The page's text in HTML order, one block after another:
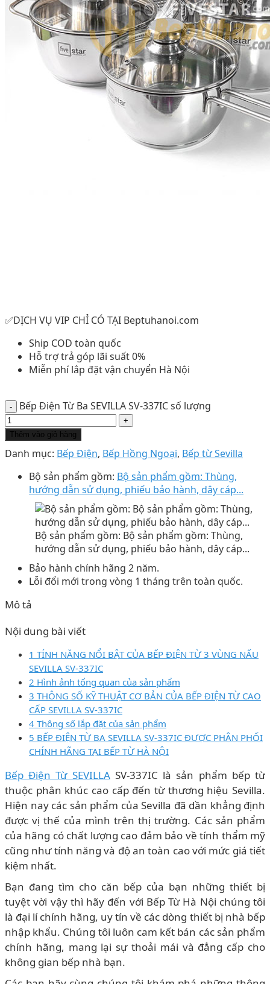
✅DỊCH VỤ VIP CHỈ CÓ TẠI Beptuhanoi.com
Ship COD toàn quốc
Hỗ trợ trả góp lãi suất 0%
Miễn phí lắp đặt vận chuyển Hà Nội
Bếp Điện Từ Ba SEVILLA SV-337IC số lượng
Thêm vào giỏ hàng
Danh mục: Bếp Điện, Bếp Hồng Ngoại, Bếp từ Sevilla
Bộ sản phẩm gồm: Bộ sản phẩm gồm: Thùng,
hướng dẫn sử dụng, phiếu bảo hành, dây cáp...
Bộ sản phẩm gồm: Bộ sản phẩm gồm: Thùng,
hướng dẫn sử dụng, phiếu bảo hành, dây cáp...
Bảo hành chính hãng 2 năm.
Lỗi đổi mới trong vòng 1 tháng trên toàn quốc.
Mô tả
Nội dung bài viết
1 TÍNH NĂNG NỔI BẬT CỦA BẾP ĐIỆN TỪ 3 VÙNG NẤU
SEVILLA SV-337IC
2 Hình ảnh tổng quan của sản phẩm
3 THÔNG SỐ KỸ THUẬT CƠ BẢN CỦA BẾP ĐIỆN TỪ CAO
CẤP SEVILLA SV-337IC
4 Thông số lắp đặt của sản phẩm
5 BẾP ĐIỆN TỪ BA SEVILLA SV-337IC ĐƯỢC PHÂN PHỐI
CHÍNH HÃNG TẠI BẾP TỪ HÀ NỘI
Bếp Điện Từ SEVILLASV-337IC là sản phẩm bếp từ
thuộc phân khúc cao cấp đến từ thương hiệu Sevilla.
Hiện nay các sản phẩm của Sevilla đã dần khẳng định
được vị thế của mình trên thị trường. Các sản phẩm
của hãng có chất lượng cao đảm bảo về tính thẩm mỹ
cũng như tính năng và độ an toàn cao với mức giá tiết
kiệm nhất.
Bạn đang tìm cho căn bếp của bạn những thiết bị
tuyệt vời vậy thì hãy đến với Bếp Từ Hà Nội chúng tôi
là đại lí chính hãng, uy tín về các dòng thiết bị nhà bếp
nhập khẩu. Chúng tôi luôn cam kết bán các sản phẩm
chính hãng, mang lại sự thoải mái và đẳng cấp cho
không gian bếp nhà bạn.